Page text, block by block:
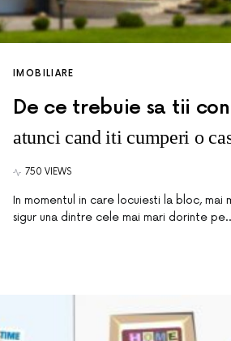
IMOBILIARE
De ce trebuie sa tii
atunci cand iti cumperi o
750 VIEWS
In momentul in care locuiesti la bloc, mai
sigur una dintre cele mai mari dorinte